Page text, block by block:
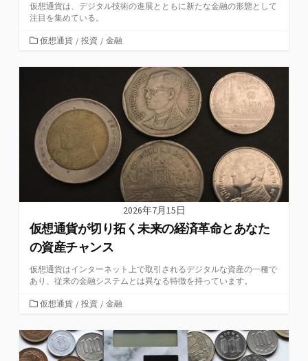
仮想通貨は、デジタル技術の進展とともに新たな金融の形態として
注目を集めている。
カ
ゴ
仮想通貨 / 投資 / 金融
2026年7月15日
仮想通貨が切り拓く未来の経済革命とあなた
の資産チャンス
仮想通貨はインターネット上で取引されるデジタルな資産の一種で
あり、従来の金融システムとは異なる特徴を持っています。
カ
ゴ
リ
ー
仮想通貨 / 投資 / 金融